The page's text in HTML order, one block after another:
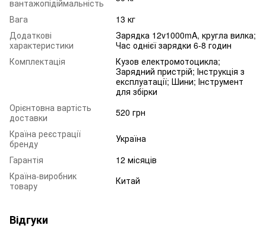
вантажопідіймальність
Вага
13 кг
Додаткові
характеристики
Зарядка 12v1000mA, кругла вилка;
Час однієї зарядки 6-8 годин
Комплектація
Кузов електромотоцикла;
Зарядний пристрій; Інструкція з
експлуатації; Шини; Інструмент
для збірки
Орієнтовна вартість
доставки
520 грн
Країна реєстрації
бренду
Україна
Гарантія
12 місяців
Країна-виробник
товару
Китай
Відгуки